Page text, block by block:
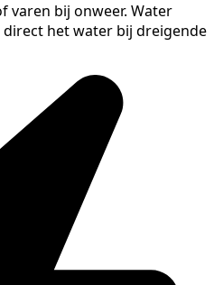
varen bij onweer. Water
het water bij dreigende